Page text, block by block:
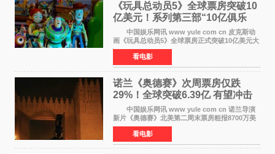
《玩具总动员5》全球票房突破10
亿美元！系列第三部“10亿俱乐
部”达成
中国娱乐网讯 www yule com cn 皮克斯动
画《玩具总动员5》全球票房正式突破10亿美元大
关。截至上周末，该片全球累计票房已达10 22亿
美元，其中北美市场贡献4 48亿美元，中国内地
票房达2 82
看电影
诺兰《奥德赛》次周票房仅跌
29%！全球突破6.39亿 有望冲击
13亿成诺兰最卖座电影
中国娱乐网讯 www yule com cn 诺兰导演
新片《奥德赛》北美第二周末票房粗报8700万美
元（周五至周日：2600万&rarr;3460万
&rarr;2640万），较首周1 24亿美元仅下跌29
6%，走势极为强劲，远超
看电影